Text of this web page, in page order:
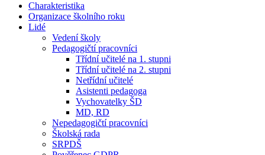
Charakteristika
Organizace školního roku
Lidé
Vedení školy
Pedagogičtí pracovníci
Třídní učitelé na 1. stupni
Třídní učitelé na 2. stupni
Netřídní učitelé
Asistenti pedagoga
Vychovatelky ŠD
MD, RD
Nepedagogičtí pracovníci
Školská rada
SRPDŠ